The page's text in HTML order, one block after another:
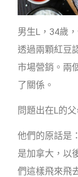
男生L，34歲
透過兩顆紅豆
市場營銷。兩
了關係。
問題出在L的父
他們的原話是
是加拿大，以
們這樣飛來飛